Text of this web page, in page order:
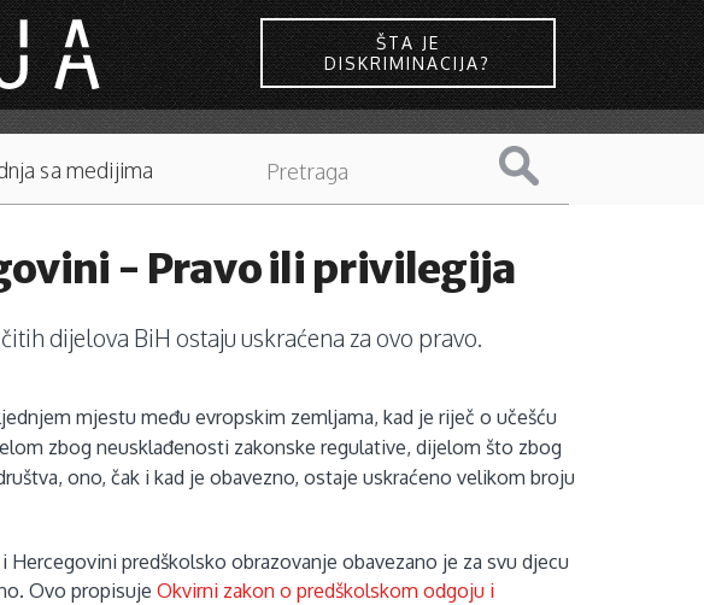
ŠTA JE
DISKRIMINACIJA?
sa medijima
- Pravo ili privilegija
dijelova BiH ostaju uskraćena za ovo pravo.
mjestu među evropskim zemljama, kad je riječ o učešću
zbog neusklađenosti zakonske regulative, dijelom što zbog
ono, čak i kad je obavezno, ostaje uskraćeno velikom broju
Hercegovini predškolsko obrazovanje obavezano je za svu djecu
Ovo propisujeOkvirni zakon o predškolskom odgoju i